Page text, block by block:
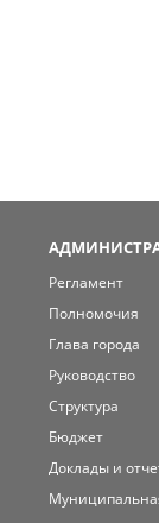
Регламент
Полномочия
Глава города
Руководство
Структура
Бюджет
Доклады и